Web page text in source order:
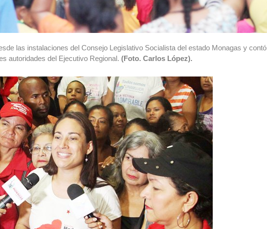
las instalaciones del Consejo Legislativo Socialista del estado Monagas y contó
autoridades del Ejecutivo Regional. (Foto. Carlos López).